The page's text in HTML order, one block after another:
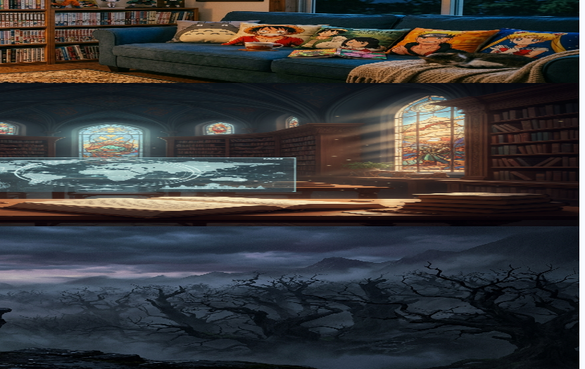
アニメ名作を独自の視点で解説。複雑な設定や深いテーマを紐解き、初心者からコアファンまでアニメを深く楽
ファンタジーアニメ厳選ガイド
みに、かつ分かりやすく解説している秀逸な作品を厳選。月城アキラがその解説手法を徹底分析し、視聴体験を
すめ10選：絶望の深淵を覗く
ーアニメは、視聴者に強烈な印象を残します。この記事では、絶望的な世界観と登場人物の過酷な運命が描かれ
。